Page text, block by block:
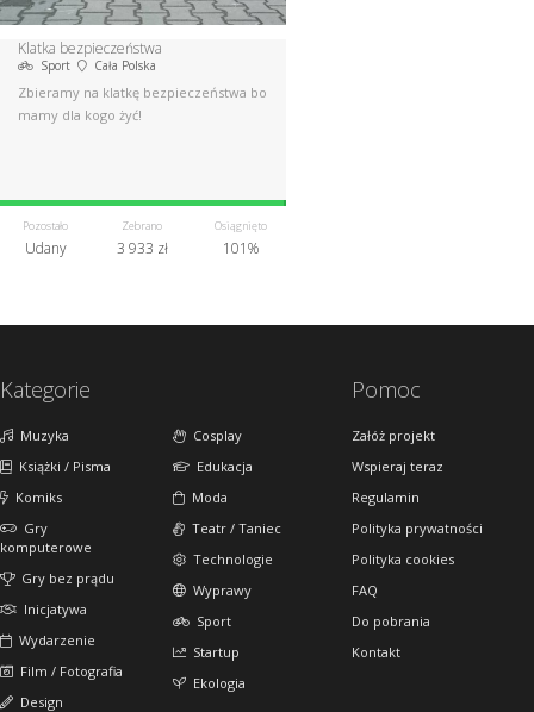
Klatka bezpieczeństwa
Sport Cała Polska
Zbieramy na klatkę bezpieczeństwa bo
mamy dla kogo żyć!
Pozostało
Udany
Zebrano
3 933 zł
Osiągnięto
101%
Kategorie
Muzyka
Książki / Pisma
Komiks
Gry
komputerowe
Gry bez prądu
Inicjatywa
Wydarzenie
Film / Fotografia
Design
Cosplay
Edukacja
Moda
Teatr / Taniec
Technologie
Wyprawy
Sport
Startup
Ekologia
Pomoc
Załóż projekt
Wspieraj teraz
Regulamin
Polityka prywatności
Polityka cookies
FAQ
Do pobrania
Kontakt